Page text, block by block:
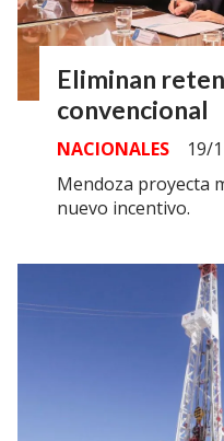
Eliminan
convencional
NACIONALES
19/
Mendoza proyecta
nuevo incentivo.